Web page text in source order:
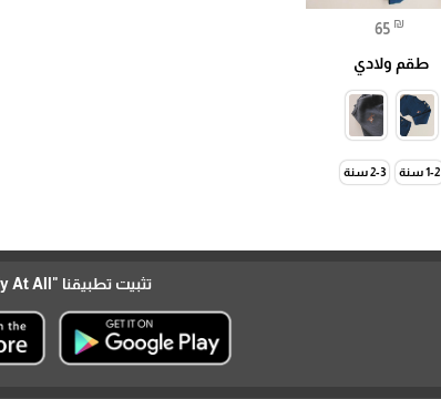
65 ₪
طقم ولادي
1-2 سنة 2-3 سنة
تثبيت تطبيقنا "Trendy At All"